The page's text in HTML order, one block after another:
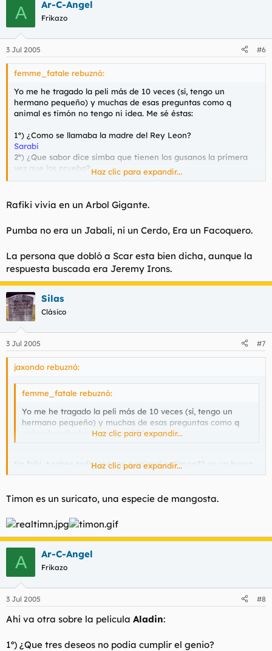
A Ar-C-Angel
Frikazo
3 Jul 2005 #6
femme_fatale rebuznó:
Yo me he tragado la peli más de 10 veces (sí, tengo un
hermano pequeño) y muchas de esas preguntas como q
animal es timón no tengo ni idea. Me sé éstas:
1º) ¿Como se llamaba la madre del Rey Leon?
Sarabi
2º) ¿Que sabor dice simba que tienen los gusanos la primera
vez que los prueba?
viscoco pero sabroso
Ricard Solans
(sabía que era el que dobla a Al Pacino, Silvester
Stallone, etc, pero no sabía su nombre, lo he buscado)
Banzai, Ed y Shenzi
el ciclo de la vida
6º) ¿Lloraste con la muerte de Mufasa?
(sólo la 1º vez, luego ya te acostumbras y tal)
7º) ¿Que odiaba pumba que le llamasen?
cerdo
8º) ¿Que animales son en la realidad Timon y Pumba?
timón no lo sé y pumba un cerdo
9º) ¿Donde vivia Rafiki?
en una cueva
10º) ¿En que pais esta inspirada la película?
África
q nota he sacado?
Haz clic para expandir...
Rafiki vivia en un Arbol Gigante.
Pumba no era un Jabali, ni un Cerdo, Era un Facoquero.
La persona que dobló a Scar esta bien dicha, aunque la
respuesta buscada era Jeremy Irons.
Silas
Clásico
3 Jul 2005 #7
jaxondo rebuznó:
femme_fatale rebuznó:
Yo me he tragado la peli más de 10 veces (sí, tengo un
hermano pequeño) y muchas de esas preguntas como q
animal es timón no tengo ni idea.
Haz clic para expandir...
tia friki, t sabes todas menos q animal es timon?? es un huron
coño, vamos creo yo.
Haz clic para expandir...
Timon es un suricato, una especie de mangosta.
A Ar-C-Angel
Frikazo
3 Jul 2005 #8
Ahi va otra sobre la pelicula Aladin:
1º) ¿Que tres deseos no podia cumplir el genio?